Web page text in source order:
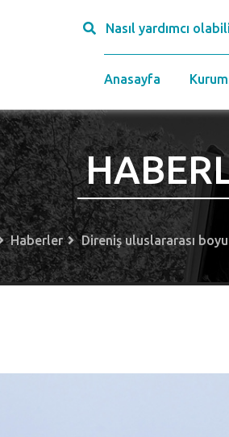
Nasıl yardımcı
Anasayfa
Haberler Direniş uluslararası